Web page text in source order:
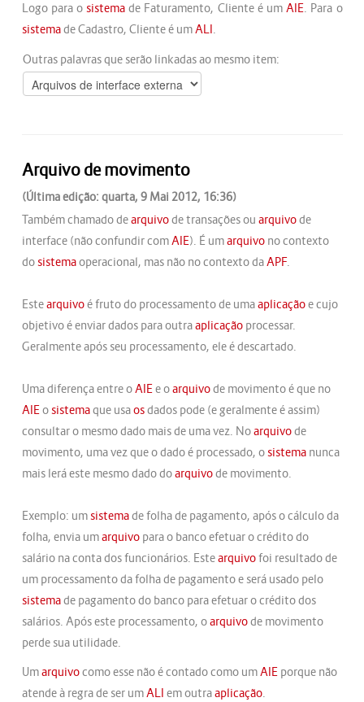
Logo para osistema de Faturamento, Cliente é umAIE. Para o
sistemade Cadastro, Cliente é umALI.
Outras palavras que serão linkadas ao mesmo item:
Arquivo de movimento
(Última edição: quarta, 9 Mai 2012, 16:36)
Também chamado dearquivode transações ou arquivode
interface (não confundir comAIE). É umarquivono contexto
dosistemaoperacional, mas não no contexto daAPF.
Estearquivoé fruto do processamento de umaaplicaçãoe cujo
objetivo é enviar dados para outraaplicaçãoprocessar.
Geralmente após seu processamento, ele é descartado.
Uma diferença entre oAIEe oarquivode movimento é que no
AIEosistemaque usaosdados pode (e geralmente é assim)
consultar o mesmo dado mais de uma vez. Noarquivode
movimento, uma vez que o dado é processado, osistemanunca
mais lerá este mesmo dado doarquivode movimento.
Exemplo: umsistemade folha de pagamento, após o cálculo da
folha, envia umarquivopara o banco efetuar o crédito do
salário na conta dos funcionários. Estearquivofoi resultado de
um processamento da folha de pagamento e será usado pelo
sistemade pagamento do banco para efetuar o crédito dos
salários. Após este processamento, oarquivode movimento
perde sua utilidade.
Umarquivocomo esse não é contado como umAIEporque não
atende à regra de ser umALI em outraaplicação.